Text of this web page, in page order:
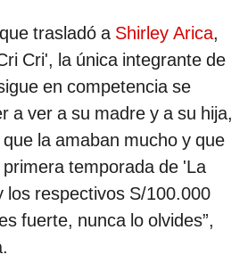
trasladó a Shirley Arica,
Cri', la única integrante de
en competencia se
a ver a su madre y a su hija,
la amaban mucho y que
temporada de 'La
los respectivos S/100.000
fuerte, nunca lo olvides”,